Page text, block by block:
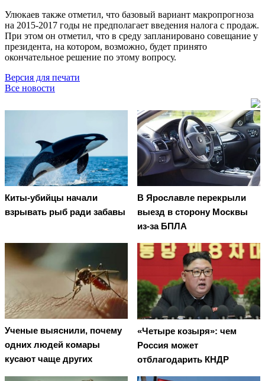
Улюкаев также отметил, что базовый вариант макропрогноза
на 2015-2017 годы не предполагает введения налога с продаж.
При этом он отметил, что в среду запланировано совещание у
президента, на котором, возможно, будет принято
окончательное решение по этому вопросу.
Версия для печати
Все новости
Киты-убийцы начали
взрывать рыб ради забавы
В Ярославле перекрыли
выезд в сторону Москвы
из-за БПЛА
Ученые выяснили, почему
одних людей комары
кусают чаще других
«Четыре козыря»: чем
Россия может
отблагодарить КНДР